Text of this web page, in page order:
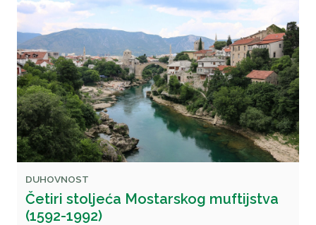
DUHOVNOST
Četiri stoljeća Mostarskog muftijstva
(1592-1992)